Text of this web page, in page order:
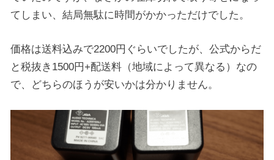
てしまい、結局無駄に時間がかかっただけでした。
価格は送料込みで2200円ぐらいでしたが、公式からだ
と税抜き1500円+配送料（地域によって異なる）なの
で、どちらのほうが安いかは分かりません。